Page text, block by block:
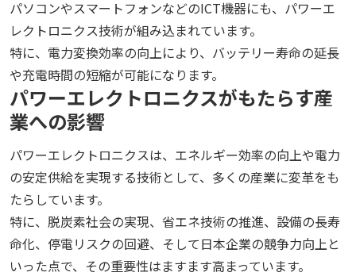
パソコンやスマートフォンなどのICT機器にも、パワーエ
レクトロニクス技術が組み込まれています。
特に、電力変換効率の向上により、バッテリー寿命の延長
や充電時間の短縮が可能になります。
パワーエレクトロニクスがもたらす産
業への影響
パワーエレクトロニクスは、エネルギー効率の向上や電力
の安定供給を実現する技術として、多くの産業に変革をも
たらしています。
特に、脱炭素社会の実現、省エネ技術の推進、設備の長寿
命化、停電リスクの回避、そして日本企業の競争力向上と
いった点で、その重要性はますます高まっています。